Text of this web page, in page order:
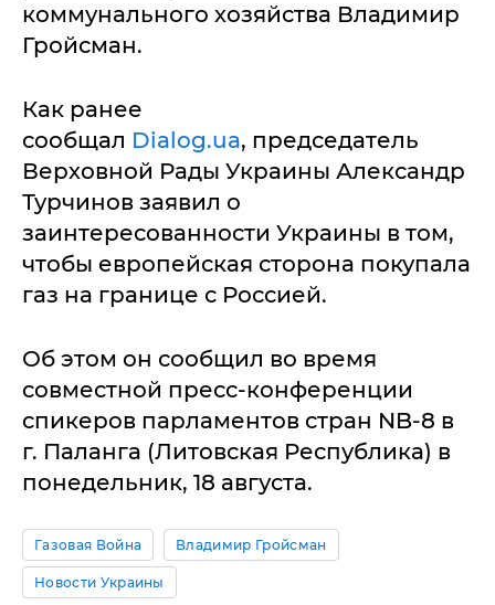
коммунального хозяйства Владимир
Гройсман.
Как ранее
сообщал Dialog.ua, председатель
Верховной Рады Украины Александр
Турчинов заявил о
заинтересованности Украины в том,
чтобы европейская сторона покупала
газ на границе с Россией.
Об этом он сообщил во время
совместной пресс-конференции
спикеров парламентов стран NB-8 в
г. Паланга (Литовская Республика) в
понедельник, 18 августа.
Газовая Война Владимир Гройсман
Новости Украины